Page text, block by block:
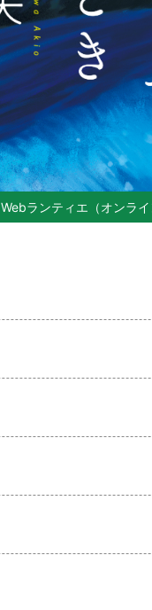
Webランティエ（オンライ